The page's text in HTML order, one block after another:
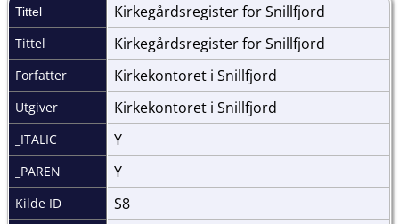
Tittel Kirkegårdsregister for Snillfjord
Tittel Kirkegårdsregister for Snillfjord
Forfatter Kirkekontoret i Snillfjord
Utgiver Kirkekontoret i Snillfjord
_ITALIC Y
_PAREN Y
Kilde ID S8